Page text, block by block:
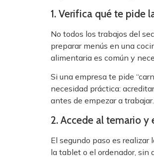
1. Verifica qué te pide
No todos los trabajos del
preparar menús en una
alimentaria es común y
Si una empresa te pide
necesidad práctica:
antes de empezar a trabajar.
2. Accede al temario y
El segundo paso es
la tablet o el ordenador, sin